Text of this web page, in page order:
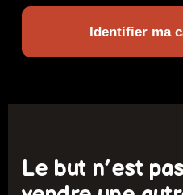
Identifier ma
Le but n’est